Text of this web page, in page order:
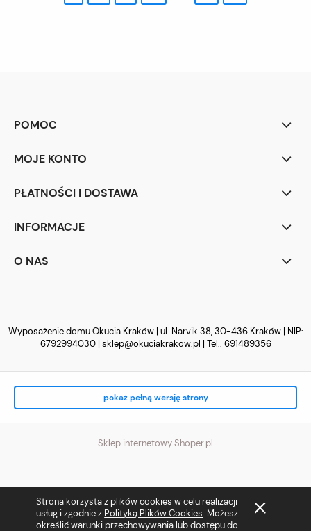
Strona korzysta z plików cookies w celu realizacji
usług i zgodnie z Polityką Plików Cookies. Możesz
określić warunki przechowywania lub dostępu do
POMOC
MOJE KONTO
PŁATNOŚCI I DOSTAWA
INFORMACJE
O NAS
Wyposażenie domu Okucia Kraków | ul. Narvik 38, 30-436 Kraków | NIP:
6792994030 | sklep@okuciakrakow.pl | Tel.: 691489356
pokaż pełną wersję strony
Sklep internetowy Shoper.pl